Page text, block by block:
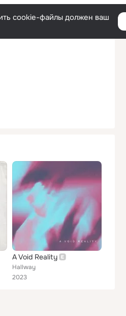
Русский
cookie-файлы должен ваш
A Void Reality
Hallway
2023